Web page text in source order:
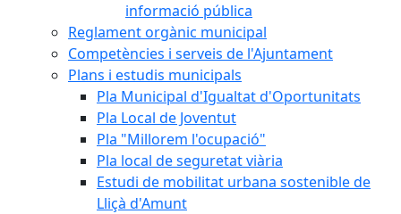
informació pública
Reglament orgànic municipal
Competències i serveis de l'Ajuntament
Plans i estudis municipals
Pla Municipal d'Igualtat d'Oportunitats
Pla Local de Joventut
Pla "Millorem l'ocupació"
Pla local de seguretat viària
Estudi de mobilitat urbana sostenible de
Lliçà d'Amunt